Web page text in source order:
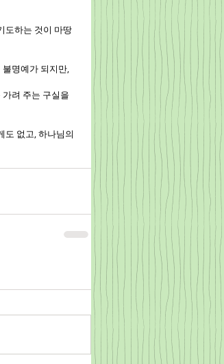
도하는 것이 마땅
불명예가 되지만,
가려 주는 구실을
도 없고, 하나님의